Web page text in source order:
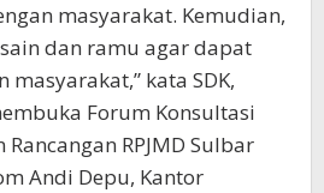
masyarakat. Kemudian,
dan ramu agar dapat
kata SDK,
Forum Konsultasi
RPJMD Sulbar
Andi Depu, Kantor